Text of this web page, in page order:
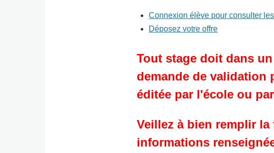
<none>
Connexion élève pour consulter
Déposez votre offre
Tout stage doit dans
demande de validation
éditée par l'école ou
Veillez à bien remplir
informations